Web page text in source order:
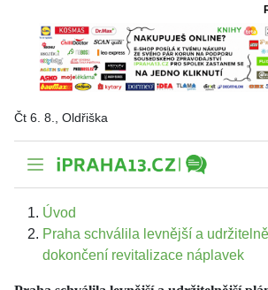
Čt 6. 8., Oldřiška
Úvod
Praha schválila levnější a
dokončení revitalizace náplavek